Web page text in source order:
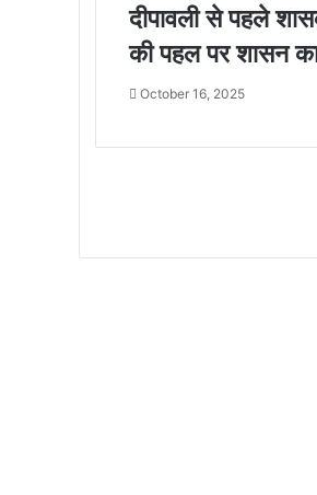
दीपावली से पहले
की पहल पर शासन
October 16, 2025